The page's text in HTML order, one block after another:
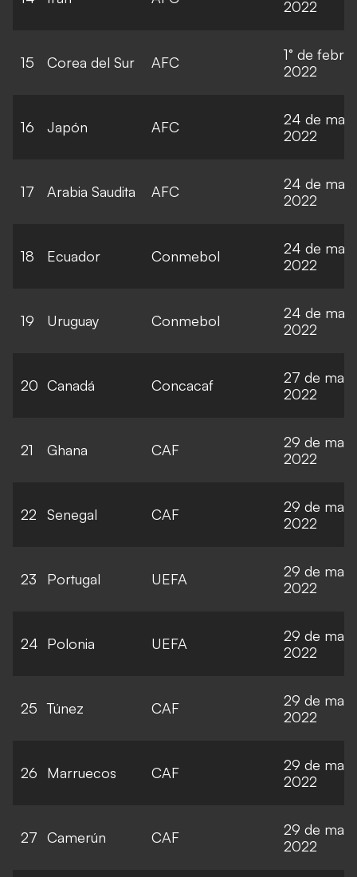
2022
15 Corea del Sur AFC
1° de
2022
16 Japón AFC
24 de
2022
17 Arabia Saudita AFC
24 de
2022
18 Ecuador Conmebol
24 de
2022
19 Uruguay Conmebol
24 de
2022
20 Canadá Concacaf
27 de
2022
21 Ghana CAF
29 de
2022
22 Senegal CAF
29 de
2022
23 Portugal UEFA
29 de
2022
24 Polonia UEFA
29 de
2022
25 Túnez CAF
29 de
2022
26 Marruecos CAF
29 de
2022
27 Camerún CAF
29 de
2022